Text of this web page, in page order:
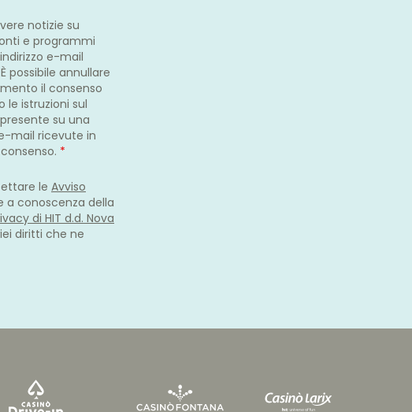
notizie su
e programmi
e-mail
possibile annullare
il consenso
le istruzioni sul
su una
mail ricevute in
*
le Avviso
a conoscenza della
di HIT d.d. Nova
diritti che ne